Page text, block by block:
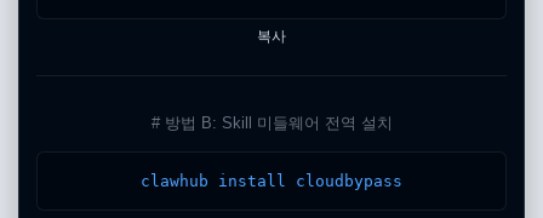
복사
# 방법 B: Skill 미들웨어 전역 설치
clawhub install cloudbypass